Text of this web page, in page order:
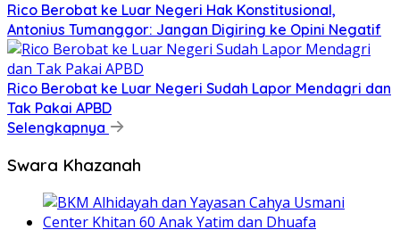
Rico Berobat ke Luar Negeri Hak Konstitusional,
Antonius Tumanggor: Jangan Digiring ke Opini Negatif
Rico Berobat ke Luar Negeri Sudah Lapor Mendagri dan
Tak Pakai APBD
Selengkapnya
Swara Khazanah